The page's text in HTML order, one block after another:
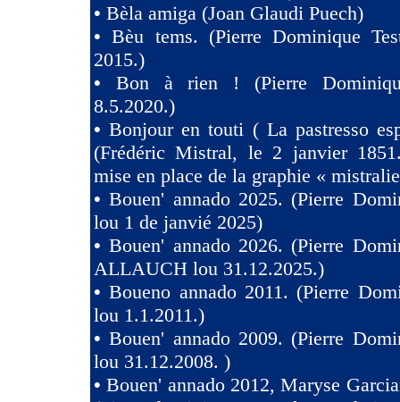
• Bèla amiga (Joan Glaudi Puech)
•Bèu tems. (Pierre Dominique
2015.)
• Bon à rien ! (Pierre
8.5.2020.)
•Bonjour en touti ( La pastresso
(Frédéric Mistral, le 2 janvier
mise en place de la graphie «
•Bouen' annado 2025. (Pierre
lou 1 de janvié 2025)
•Bouen' annado 2026. (Pierre
ALLAUCH lou 31.12.2025.)
•Boueno annado 2011. (Pierre
lou 1.1.2011.)
•Bouen' annado 2009. (Pierre
lou 31.12.2008. )
•Bouen' annado 2012, Maryse